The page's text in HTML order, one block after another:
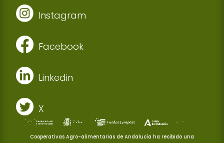
Instagram
Facebook
Linkedin
X
Cooperativas Agro-alimentarias de Andalucía ha recibido una